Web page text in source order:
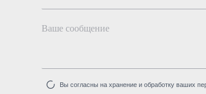
Вы согласны на хранение и обработку ваших